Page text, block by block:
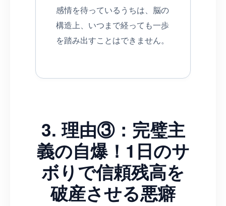
感情を待っているうちは、脳の
構造上、いつまで経っても一歩
を踏み出すことはできません。
3. 理由③：完璧主
義の自爆！1日のサ
ボりで信頼残高を
破産させる悪癖